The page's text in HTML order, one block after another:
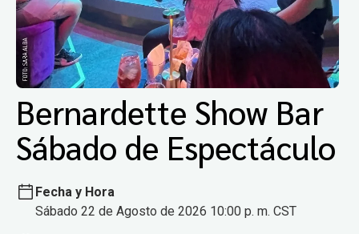
Bernardette Show Bar
Sábado de Espectáculo
Fecha y Hora
Sábado 22 de Agosto de 2026 10:00 p. m. CST